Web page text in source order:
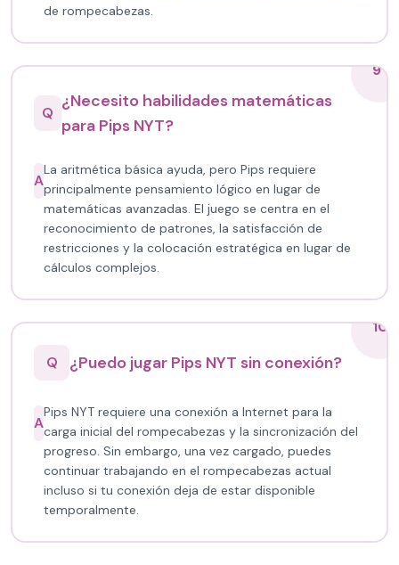
de rompecabezas.
9
Q
¿Necesito habilidades matemáticas
para Pips NYT?
A
La aritmética básica ayuda, pero Pips requiere
principalmente pensamiento lógico en lugar de
matemáticas avanzadas. El juego se centra en el
reconocimiento de patrones, la satisfacción de
restricciones y la colocación estratégica en lugar de
cálculos complejos.
10
Q
¿Puedo jugar Pips NYT sin conexión?
A
Pips NYT requiere una conexión a Internet para la
carga inicial del rompecabezas y la sincronización del
progreso. Sin embargo, una vez cargado, puedes
continuar trabajando en el rompecabezas actual
incluso si tu conexión deja de estar disponible
temporalmente.